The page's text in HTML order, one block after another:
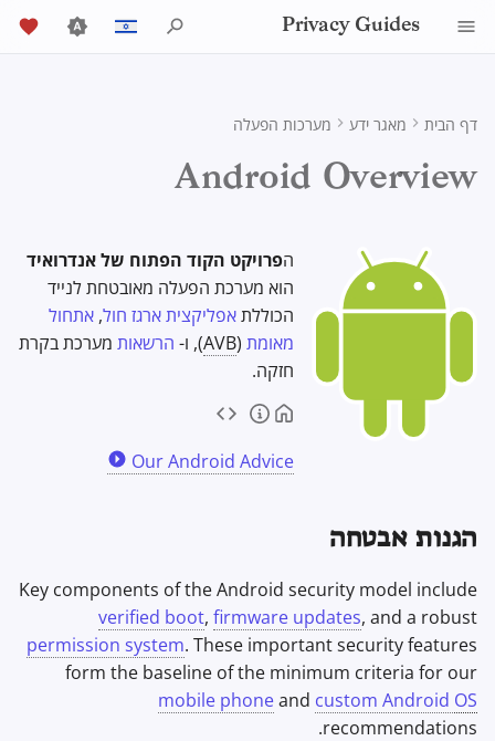
Privacy Guides
ה
ה
ת
ח
י
ל
中文 (繁體)
中文 (繁體，台灣)
Passwords
Authentication
Choosing Your
אבטחת אימייל
Private Payments
סוגי רשתות תקשורת
עדכוני קושחה
הרשאות אנדרואיד
תכונות פרטיות
פרופילי משתמשים
Private Space
VPNkill switch
בוררים גלובליים
שירותי גוגל
File Management גלישה באינטרנט דפדפני אינטרנט לנייד
Browser Extensions ספקים
ספקי DNS
Email Aliasing
Photo Management
שירותי VPN
תוכנה
מטבעות קריפטוגרפיים
Data and Metadata
Redaction
לקוחות אימייל
חזיתות
Health and Wellness
Language Tools
קושחת הנתב
מתקדם
Expand Your Perspective
Support The Community
Uphold Integrity
Take Action!
חברי הצוות
Policies
Executive Policy
Privacy Policy
קהילה
שירותים מקוונים
קוד התנהגות
דף הבית מאגר ידע מערכות הפעלה
Android Overview
הפרויקט הקוד הפתוח של אנדרואיד
הוא מערכת הפעלה מאובטחת לנייד
הכוללתאפליקצית ארגז חול, אתחול
מאומת (
AVB), ו- הרשאות מערכת בקרת
חזקה.
Our Android Advice
הגנות אבטחה
Key components of the Android security model include
verified boot, firmware updates, and a robust
permission system. These important security features
form the baseline of the minimum criteria for our
mobile phoneand custom Android OS
recommendations.